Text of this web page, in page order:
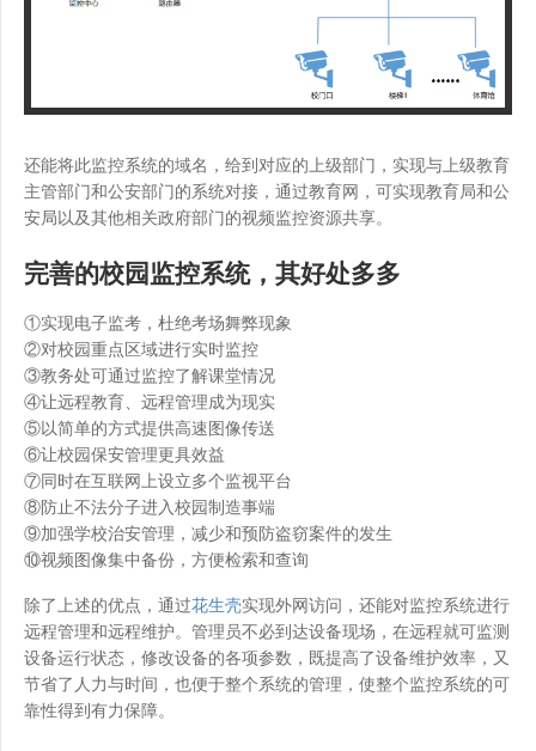
还能将此监控系统的域名，给到对应的上级部门，实现与上级教育
主管部门和公安部门的系统对接，通过教育网，可实现教育局和公
安局以及其他相关政府部门的视频监控资源共享。
完善的校园监控系统，其好处多多
①实现电子监考，杜绝考场舞弊现象
②对校园重点区域进行实时监控
③教务处可通过监控了解课堂情况
④让远程教育、远程管理成为现实
⑤以简单的方式提供高速图像传送
⑥让校园保安管理更具效益
⑦同时在互联网上设立多个监视平台
⑧防止不法分子进入校园制造事端
⑨加强学校治安管理，减少和预防盗窃案件的发生
⑩视频图像集中备份，方便检索和查询
除了上述的优点，通过花生壳实现外网访问，还能对监控系统进行
远程管理和远程维护。管理员不必到达设备现场，在远程就可监测
设备运行状态，修改设备的各项参数，既提高了设备维护效率，又
节省了人力与时间，也便于整个系统的管理，使整个监控系统的可
靠性得到有力保障。